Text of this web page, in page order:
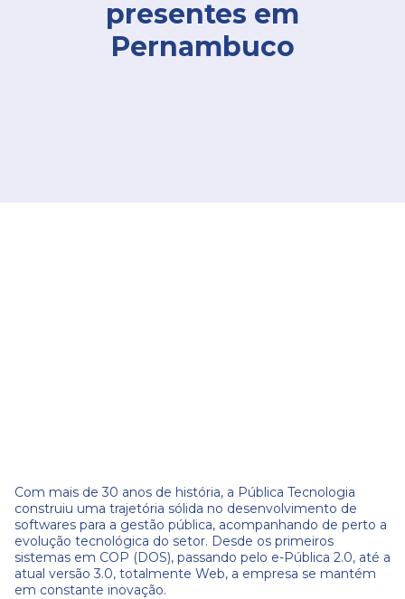
presentes em
Pernambuco
Com mais de 30 anos de história, a Pública Tecnologia
construiu uma trajetória sólida no desenvolvimento de
softwares para a gestão pública, acompanhando de perto a
evolução tecnológica do setor. Desde os primeiros
sistemas em COP (DOS), passando pelo e-Pública 2.0, até a
atual versão 3.0, totalmente Web, a empresa se mantém
em constante inovação.